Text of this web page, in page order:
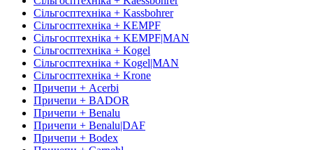
Сільгосптехніка + Kassbohrer
Сільгосптехніка + KEMPF
Сільгосптехніка + KEMPF|MAN
Сільгосптехніка + Kogel
Сільгосптехніка + Kogel|MAN
Сільгосптехніка + Krone
Причепи + Acerbi
Причепи + BADOR
Причепи + Benalu
Причепи + Benalu|DAF
Причепи + Bodex